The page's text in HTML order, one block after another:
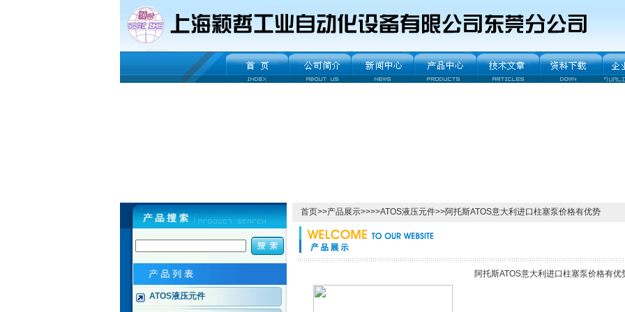
ATOS液压元件
首页>>产品展示>>>>ATOS液压元件>>阿托斯ATOS意大利进口柱塞泵价格有优势
阿托斯ATOS意大利进口柱塞泵价格有优